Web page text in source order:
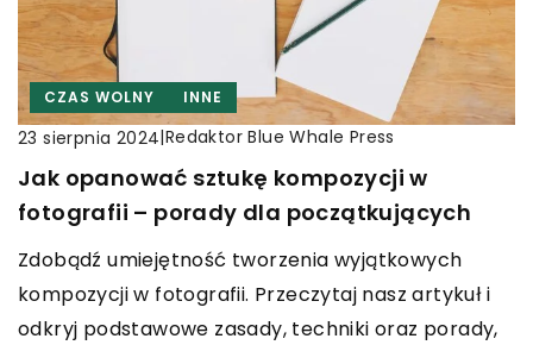
CZAS WOLNY INNE
23 sierpnia 2024|Redaktor Blue Whale Press
Jak opanować sztukę kompozycji w
fotografii – porady dla początkujących
Zdobądź umiejętność tworzenia wyjątkowych
kompozycji w fotografii. Przeczytaj nasz artykuł i
odkryj podstawowe zasady, techniki oraz porady,